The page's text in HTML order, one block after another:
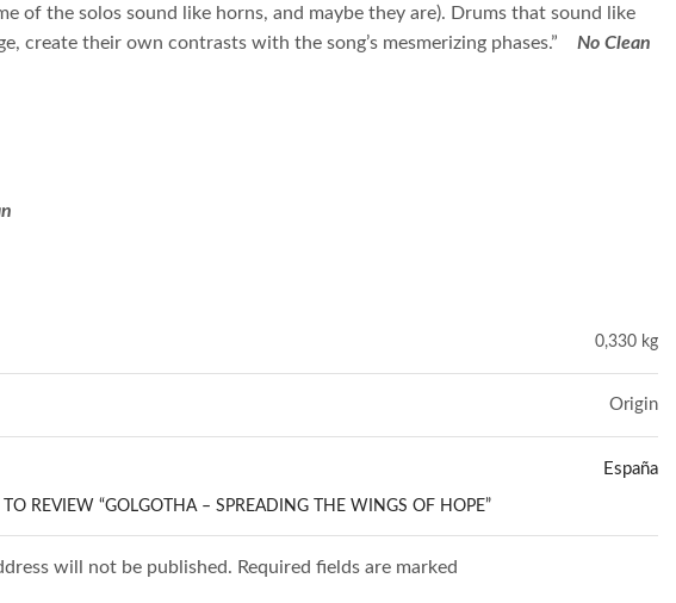
of the solos sound like horns, and maybe they are). Drums that sound like
their own contrasts with the song’s mesmerizing phases.”
No Clean
0,330 kg
Origin
España
TO REVIEW “GOLGOTHA – SPREADING THE WINGS OF HOPE”
will not be published. Required fields are marked